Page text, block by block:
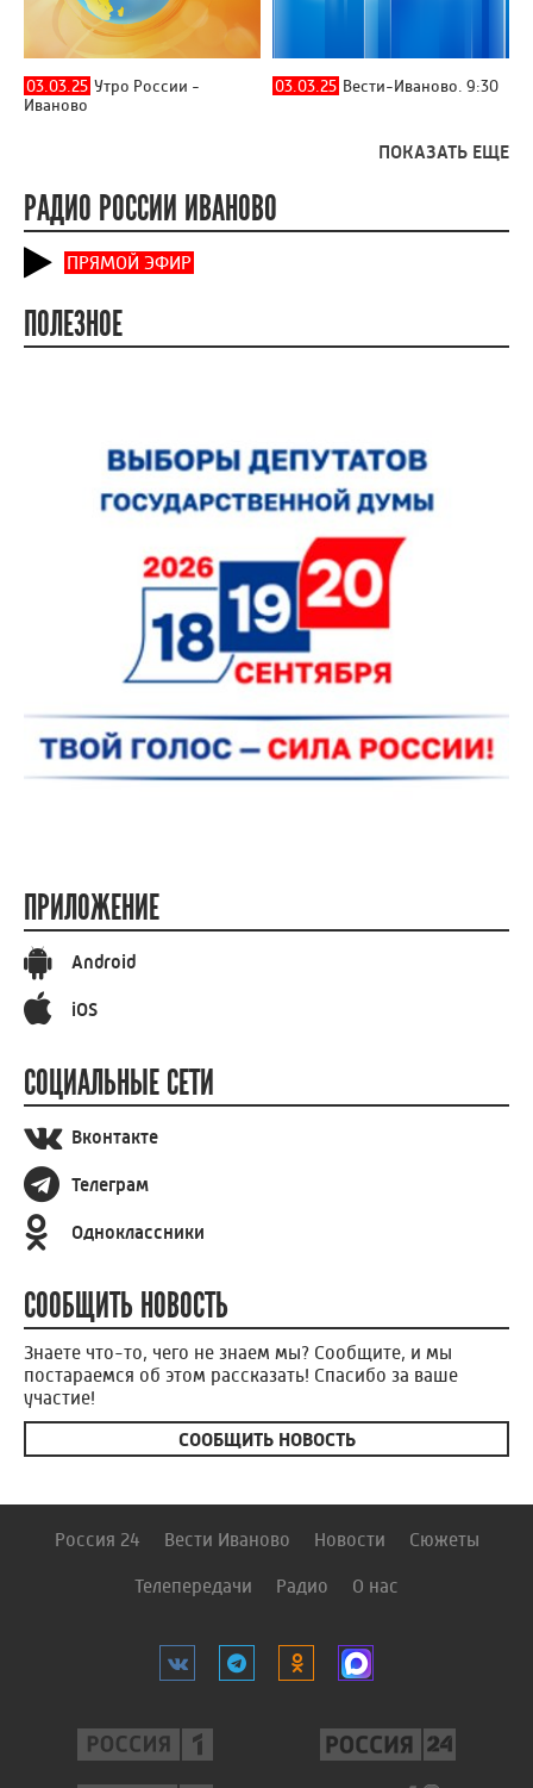
03.03.25 Утро России -
Иваново
03.03.25 Вести-Иваново. 9:30
ПОКАЗАТЬ ЕЩЕ
РАДИО РОССИИ ИВАНОВО
ПРЯМОЙ ЭФИР
ПОЛЕЗНОЕ
ПРИЛОЖЕНИЕ
Android
iOS
СОЦИАЛЬНЫЕ СЕТИ
Вконтакте
Телеграм
Одноклассники
СООБЩИТЬ НОВОСТЬ
Знаете что-то, чего не знаем мы? Сообщите, и мы
постараемся об этом рассказать! Спасибо за ваше
участие!
СООБЩИТЬ НОВОСТЬ
Россия 24 Вести Иваново Новости Сюжеты
Телепередачи Радио О нас